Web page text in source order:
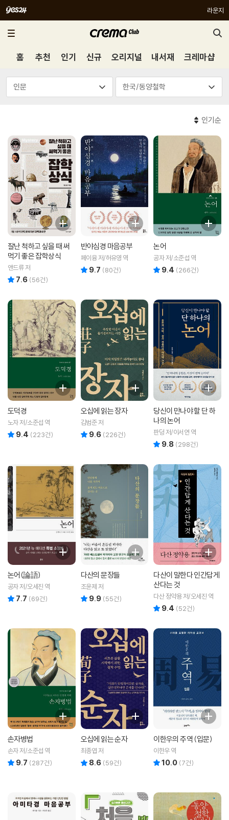
라운지
홈 추천 인기 신규 오리지널 내서재 크레마샵
인기순
잘난 척하고 싶을 때 써
먹기 좋은 잡학상식
앤드류 저
7.6 (56건)
반야심경 마음공부
페이융 저/허유영 역
9.7 (80건)
논어
공자 저/소준섭 역
9.4 (266건)
도덕경
노자 저/소준섭 역
9.4 (223건)
오십에 읽는 장자
김범준 저
9.6 (226건)
당신이 만나야 할 단 하
나의 논어
판덩 저/이서연 역
9.8 (298건)
논어(論語)
공자 저/오세진 역
7.7 (69건)
다산의 문장들
조윤제 저
9.9 (55건)
다산이 말한다 인간답게
산다는 것
다산 정약용 저/오세진 역
9.4 (52건)
손자병법
손자 저/소준섭 역
9.7 (287건)
오십에 읽는 순자
최종엽 저
8.6 (59건)
이한우의 주역 (입문)
이한우 역
10.0 (7건)